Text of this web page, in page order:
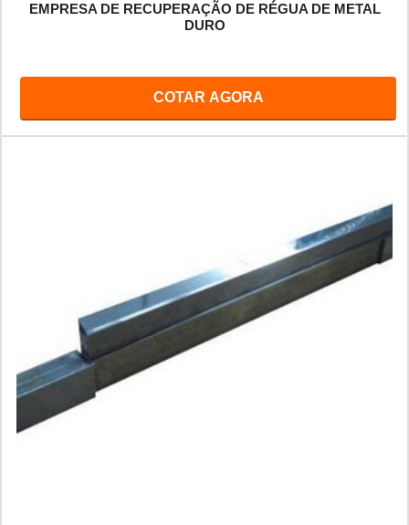
EMPRESA DE RECUPERAÇÃO DE RÉGUA DE METAL
DURO
COTAR AGORA